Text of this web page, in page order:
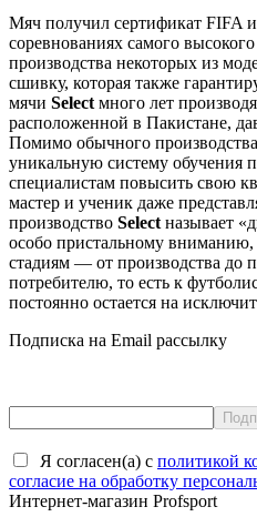
Мяч получил сертификат FIFA и
соревнованиях самого
производства некоторых из
сшивку, которая также
мячи Select много лет
расположенной в Пакистане,
Помимо обычного производства
уникальную систему обучения
специалистам повысить свою
мастер и ученик даже
производство Select называет
особо пристальному вниманию,
стадиям — от производства до
потребителю, то есть к
постоянно остается на
Подписка на Email рассылку
Я согласен(a) с политикой
согласие на обработку
Интернет-магазин Profsport